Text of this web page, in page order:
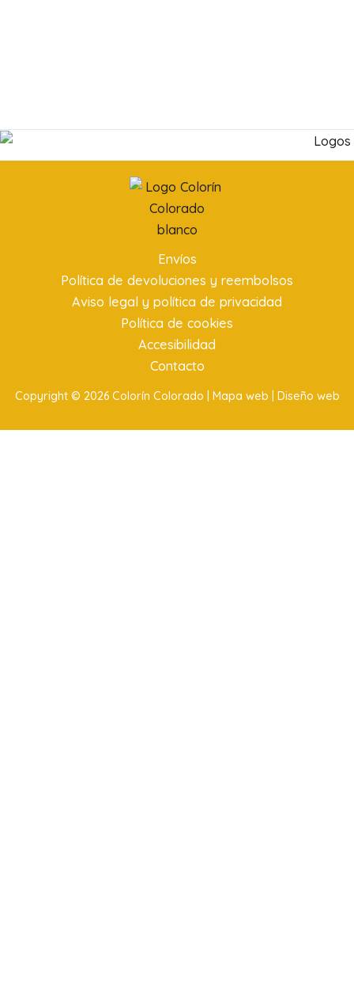
Envíos
Política de devoluciones y reembolsos
Aviso legal y política de privacidad
Política de cookies
Accesibilidad
Contacto
Copyright © 2026 Colorín Colorado | Mapa web | Diseño web